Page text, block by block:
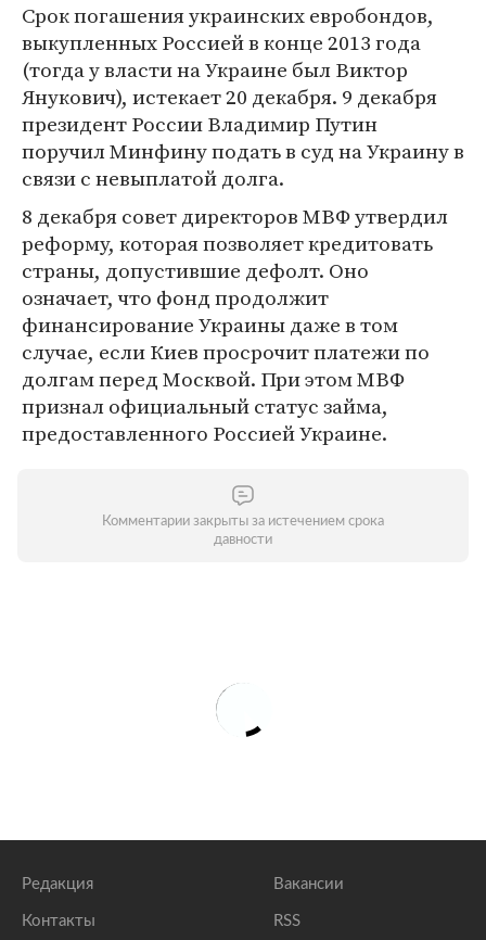
Срок погашения украинских евробондов,
выкупленных Россией в конце 2013 года
(тогда у власти на Украине был Виктор
Янукович), истекает 20 декабря. 9 декабря
президент России Владимир Путин
поручил Минфину подать в суд на Украину в
связи с невыплатой долга.
8 декабря совет директоров МВФ утвердил
реформу, которая позволяет кредитовать
страны, допустившие дефолт. Оно
означает, что фонд продолжит
финансирование Украины даже в том
случае, если Киев просрочит платежи по
долгам перед Москвой. При этом МВФ
признал официальный статус займа,
предоставленного Россией Украине.
Комментарии закрыты за истечением срока
давности
Редакция
Контакты
Вакансии
RSS